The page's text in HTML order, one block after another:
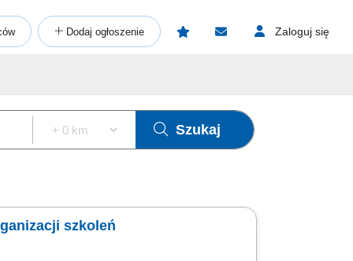
Dodaj ogłoszenie Zaloguj się
Szukaj
szkoleń